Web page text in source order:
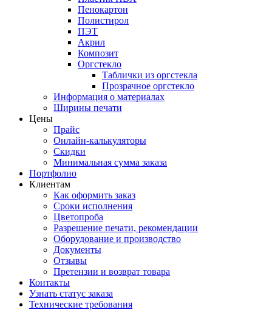
Пенокартон
Полистирол
ПЭТ
Акрил
Композит
Оргстекло
Таблички из оргстекла
Прозрачное оргстекло
Информация о материалах
Ширины печати
Цены
Прайс
Онлайн-калькуляторы
Скидки
Минимальная сумма заказа
Портфолио
Клиентам
Как оформить заказ
Сроки исполнения
Цветопроба
Разрешение печати, рекомендации
Оборудование и производство
Документы
Отзывы
Претензии и возврат товара
Контакты
Узнать статус заказа
Технические требования